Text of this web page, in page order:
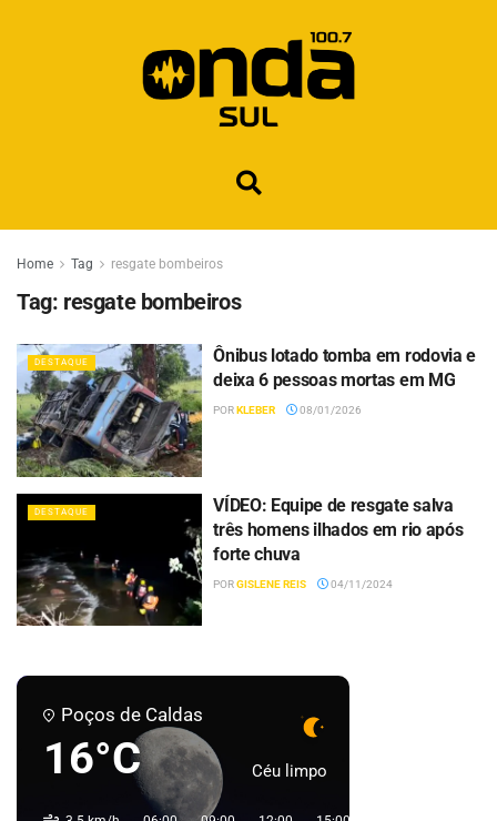
Home Tag resgate bombeiros
Tag: resgate bombeiros
DESTAQUE
Ônibus lotado tomba em rodovia e
deixa 6 pessoas mortas em MG
PORKLEBER 08/01/2026
DESTAQUE
VÍDEO: Equipe de resgate salva
três homens ilhados em rio após
forte chuva
PORGISLENE REIS 04/11/2024
Poços de Caldas
16°C Céu limpo